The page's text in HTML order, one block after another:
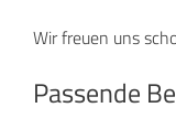
Wir freuen uns
Passende